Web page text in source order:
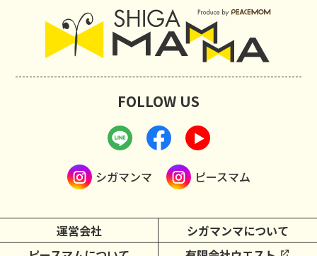
運営会社
シガマンマについて
FOLLOW US
シガマンマ ピースマム